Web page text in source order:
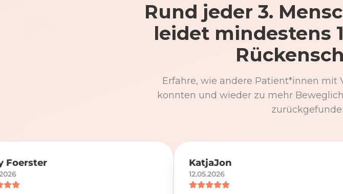
Rund jeder 3.
leidet mindestens
Erfahre, wie andere Patient*innen mit
konnten und wieder zu mehr
Foerster KatjaJon
12.05.2026